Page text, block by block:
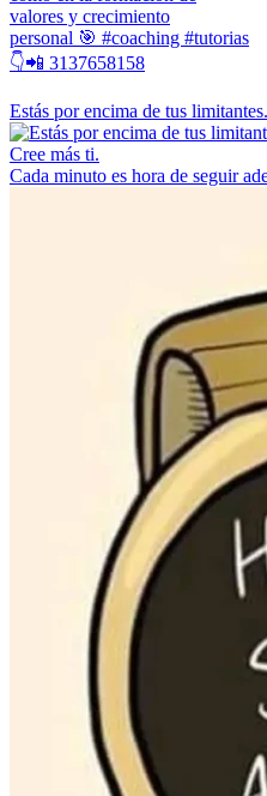
valores y crecimiento
personal 🎯 #coaching #tutorias
👇📲 3137658158
Estás por encima de tus
Cada minuto es hora de seguir